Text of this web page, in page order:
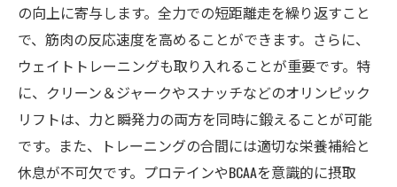
の向上に寄与します。全力での短距離走を繰り返すこと
で、筋肉の反応速度を高めることができます。さらに、
ウェイトトレーニングも取り入れることが重要です。特
に、クリーン＆ジャークやスナッチなどのオリンピック
リフトは、力と瞬発力の両方を同時に鍛えることが可能
です。また、トレーニングの合間には適切な栄養補給と
休息が不可欠です。プロテインやBCAAを意識的に摂取